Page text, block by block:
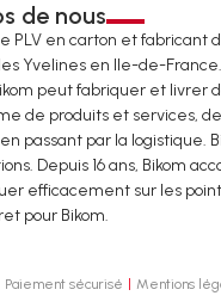
de nous
PLV en carton et fabricant
Yvelines en Ile-de-
peut fabriquer et livrer
de produits et services,
passant par la logistique.
Depuis 16 ans, Bikom
efficacement sur les
pour Bikom.
Paiement sécurisé Mentions